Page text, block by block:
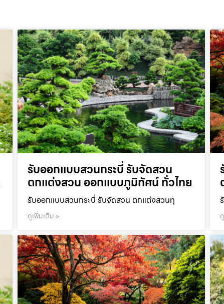
รับออกแบบสวนกระบี่ รับจัดสวน
ตกแต่งสวน ออกแบบภูมิทัศน์ ทั่วไทย
รับออกแบบสวนกระบี่ รับจัดสวน ตกแต่งสวนทุ
ดูเพิ่มเติม »